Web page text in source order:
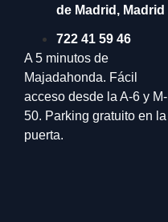
de Madrid, Madrid
722 41 59 46
A 5 minutos de
Majadahonda. Fácil
acceso desde la A-6 y M-
50. Parking gratuito en la
puerta.